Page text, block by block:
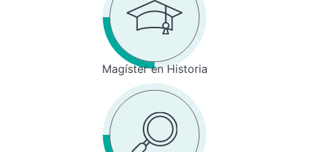
Magíster en Historia